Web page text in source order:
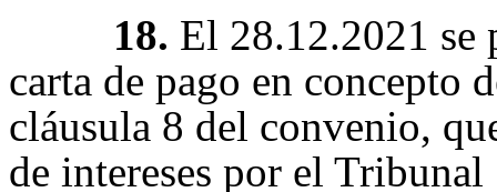
18. El 28.12.2021 se
carta de pago en concepto
cláusula 8 del convenio,
de intereses por el Tribunal